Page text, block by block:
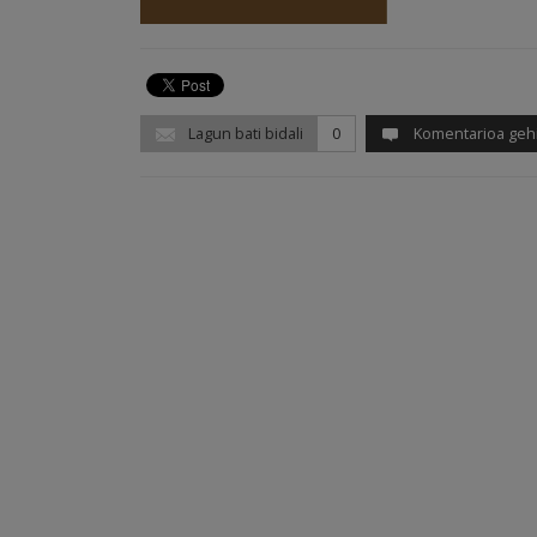
Lagun bati bidali 0 Komentarioa